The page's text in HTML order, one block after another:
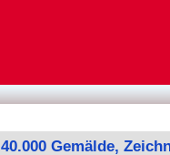
40.000 Gemälde,